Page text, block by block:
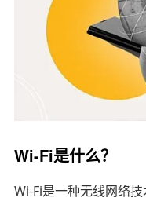
Wi-Fi是什么？
Wi-Fi是一种无线网络